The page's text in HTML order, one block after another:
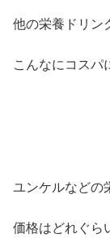
他の栄養ドリン
こんなにコスパ
ユンケルなどの
価格はどれぐら